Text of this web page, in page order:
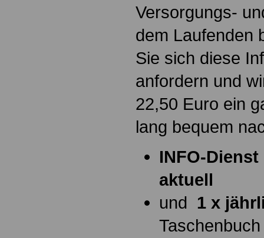
Versorgungs-
dem Laufenden
Sie sich diese
anfordern und
22,50 Euro ein
lang bequem
INFO-
aktuell
und 1 x
Taschenbuch